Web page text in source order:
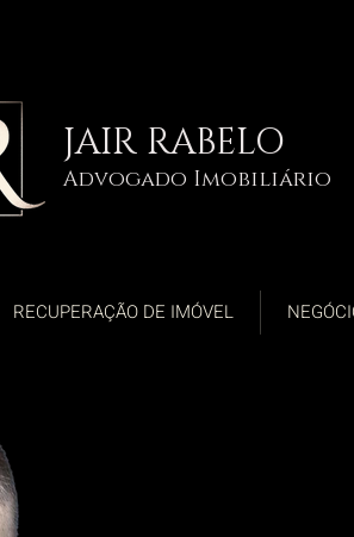
JAIR RABELO
Advogado Imobiliário
RECUPERAÇÃO DE IMÓVEL